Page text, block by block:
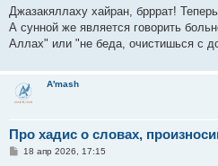
о
щ
е
е
Джазакяллаху хайран, брррат!
А сунной же является говорить
Аллах" или "не беда, очистишься с
A'mash
Про хадис о словах,
С18 апр 2026, 17:15